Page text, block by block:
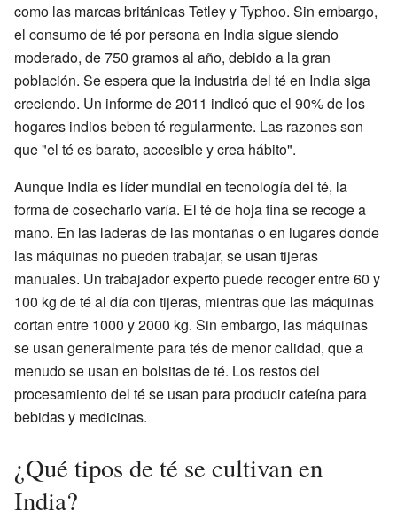
como las marcas británicas Tetley y Typhoo. Sin embargo,
el consumo de té por persona en India sigue siendo
moderado, de 750 gramos al año, debido a la gran
población. Se espera que la industria del té en India siga
creciendo. Un informe de 2011 indicó que el 90% de los
hogares indios beben té regularmente. Las razones son
que "el té es barato, accesible y crea hábito".
Aunque India es líder mundial en tecnología del té, la
forma de cosecharlo varía. El té de hoja fina se recoge a
mano. En las laderas de las montañas o en lugares donde
las máquinas no pueden trabajar, se usan tijeras
manuales. Un trabajador experto puede recoger entre 60 y
100 kg de té al día con tijeras, mientras que las máquinas
cortan entre 1000 y 2000 kg. Sin embargo, las máquinas
se usan generalmente para tés de menor calidad, que a
menudo se usan en bolsitas de té. Los restos del
procesamiento del té se usan para producir cafeína para
bebidas y medicinas.
¿Qué tipos de té se cultivan en
India?